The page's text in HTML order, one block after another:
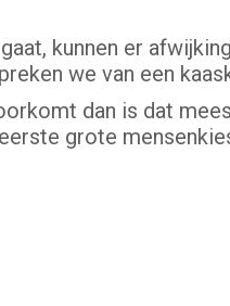
kunnen er
we van een
dan is dat
grote